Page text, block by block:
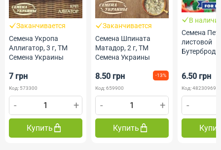
Заканчивается
Семена Укропа
Аллигатор, 3 г, ТМ
Семена Украины
7 грн
Код: 573300
- +
Купить
Заканчивается
Семена Шпината
Матадор, 2 г, ТМ
Семена Украины
8.50 грн -13%
Код: 659900
- +
Купить
В
Семена
листовой
6.50 грн
Код:
-